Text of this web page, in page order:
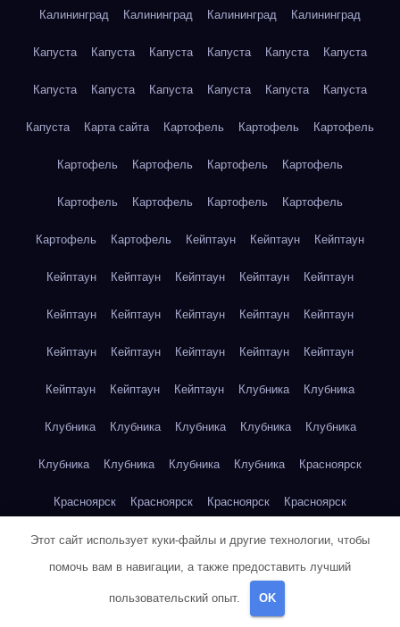
Калининград Калининград Калининград Калининград
Капуста Капуста Капуста Капуста Капуста Капуста
Капуста Капуста Капуста Капуста Капуста Капуста
Капуста Карта сайта Картофель Картофель Картофель
Картофель Картофель Картофель Картофель
Картофель Картофель Картофель Картофель
Картофель Картофель Кейптаун Кейптаун Кейптаун
Кейптаун Кейптаун Кейптаун Кейптаун Кейптаун
Кейптаун Кейптаун Кейптаун Кейптаун Кейптаун
Кейптаун Кейптаун Кейптаун Кейптаун Кейптаун
Кейптаун Кейптаун Кейптаун Клубника Клубника
Клубника Клубника Клубника Клубника Клубника
Клубника Клубника Клубника Клубника Красноярск
Красноярск Красноярск Красноярск Красноярск
Красноярск Красноярск Красноярск Красноярск
Красноярск Красноярск Красноярск
Кукуруза
Этот сайт использует куки-файлы и другие технологии, чтобы
помочь вам в навигации, а также предоставить лучший
пользовательский опыт. OK